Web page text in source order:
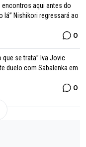
encontros aqui antes do
lá” Nishikori regressará ao
0
que se trata” Iva Jovic
duelo com Sabalenka em
0